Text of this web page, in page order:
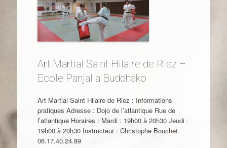
Art Martial Saint Hilaire de Riez –
Ecole Panjalla Buddhako
Art Martial Saint Hilaire de Riez : Informations
pratiques Adresse : Dojo de l’atlantique Rue de
l’atlantique Horaires : Mardi : 19h00 à 20h30 Jeudi :
19h00 à 20h30 Instructeur : Christophe Bouchet
06.17.40.24.89